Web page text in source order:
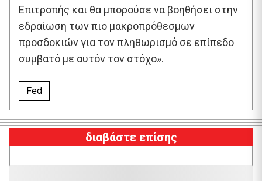
Επιτροπής και θα μπορούσε να βοηθήσει στην
εδραίωση των πιο μακροπρόθεσμων
προσδοκιών για τον πληθωρισμό σε επίπεδο
συμβατό με αυτόν τον στόχο».
Fed
διαβάστε επίσης